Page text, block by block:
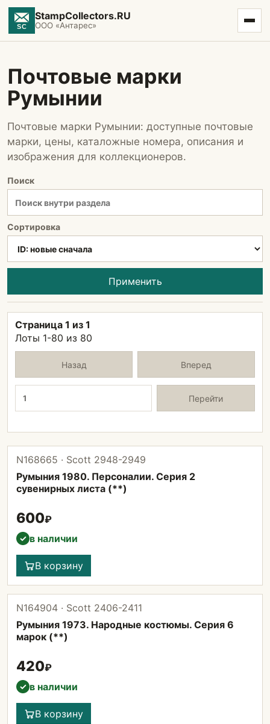
StampCollectors.RU
ООО «Антарес»
Почтовые марки
Румынии
Почтовые марки Румынии: доступные почтовые
марки, цены, каталожные номера, описания и
изображения для коллекционеров.
Поиск
Сортировка
Применить
Страница 1 из 1
Лоты 1-80 из 80
Назад Вперед
Перейти
N168665 · Scott 2948-2949
Румыния 1980. Персоналии. Серия 2
сувенирных листа (**)
600₽
✓ в наличии
В корзину
N164904 · Scott 2406-2411
Румыния 1973. Народные костюмы. Серия 6
марок (**)
420₽
✓ в наличии
В корзину